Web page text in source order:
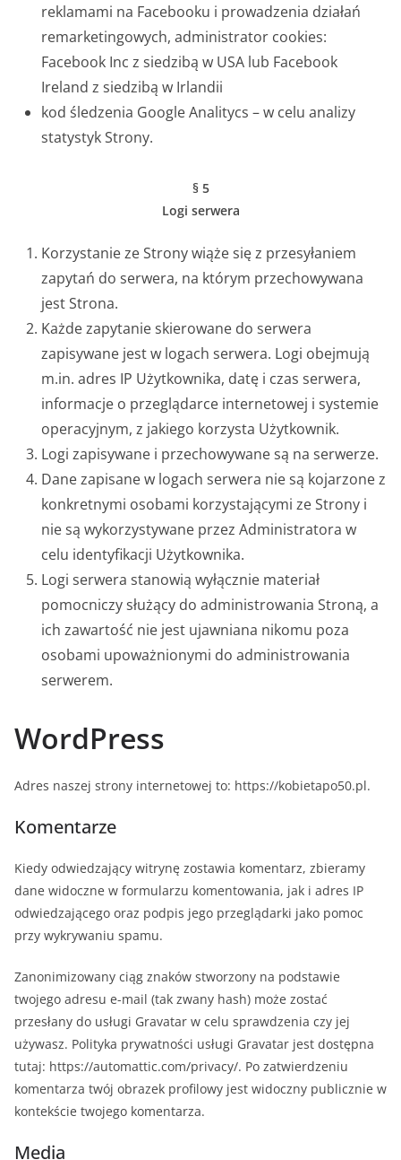
reklamami na Facebooku i prowadzenia działań
remarketingowych, administrator cookies:
Facebook Inc z siedzibą w USA lub Facebook
Ireland z siedzibą w Irlandii
kod śledzenia Google Analitycs – w celu analizy
statystyk Strony.
§ 5
Logi serwera
Korzystanie ze Strony wiąże się z przesyłaniem
zapytań do serwera, na którym przechowywana
jest Strona.
Każde zapytanie skierowane do serwera
zapisywane jest w logach serwera. Logi obejmują
m.in. adres IP Użytkownika, datę i czas serwera,
informacje o przeglądarce internetowej i systemie
operacyjnym, z jakiego korzysta Użytkownik.
Logi zapisywane i przechowywane są na serwerze.
Dane zapisane w logach serwera nie są kojarzone z
konkretnymi osobami korzystającymi ze Strony i
nie są wykorzystywane przez Administratora w
celu identyfikacji Użytkownika.
Logi serwera stanowią wyłącznie materiał
pomocniczy służący do administrowania Stroną, a
ich zawartość nie jest ujawniana nikomu poza
osobami upoważnionymi do administrowania
serwerem.
WordPress
Adres naszej strony internetowej to: https://kobietapo50.pl.
Komentarze
Kiedy odwiedzający witrynę zostawia komentarz, zbieramy
dane widoczne w formularzu komentowania, jak i adres IP
odwiedzającego oraz podpis jego przeglądarki jako pomoc
przy wykrywaniu spamu.
Zanonimizowany ciąg znaków stworzony na podstawie
twojego adresu e-mail (tak zwany hash) może zostać
przesłany do usługi Gravatar w celu sprawdzenia czy jej
używasz. Polityka prywatności usługi Gravatar jest dostępna
tutaj: https://automattic.com/privacy/. Po zatwierdzeniu
komentarza twój obrazek profilowy jest widoczny publicznie w
kontekście twojego komentarza.
Media